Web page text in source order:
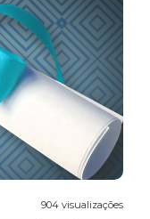
904 visualizações